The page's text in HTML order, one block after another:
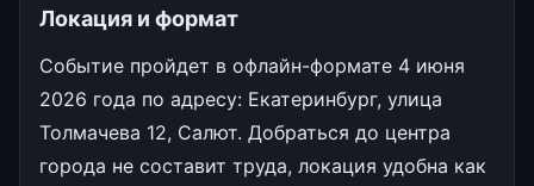
Локация и формат
Событие пройдет в офлайн-формате 4 июня
2026 года по адресу: Екатеринбург, улица
Толмачева 12, Салют. Добраться до центра
города не составит труда, локация удобна как